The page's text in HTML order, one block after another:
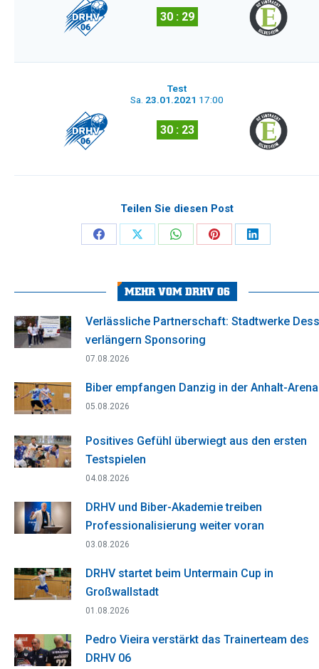
30 : 29
Sa. 23.01.2021 17:00
30 : 23
Test
Teilen Sie diesen Post
Share
Facebook
Share
X
Share
WhatsApp
Share
Pinterest
Share
MEHR VOM DRHV 06
Verlässliche Partnerschaft: Stadtwerke
verlängern Sponsoring
07.08.2026
Biber empfangen Danzig in der Anhalt-Arena
05.08.2026
Positives Gefühl überwiegt aus den ersten
Testspielen
04.08.2026
DRHV und Biber-Akademie treiben
Professionalisierung weiter voran
03.08.2026
DRHV startet beim Untermain Cup in
Großwallstadt
01.08.2026
Pedro Vieira verstärkt das Trainerteam des
DRHV 06